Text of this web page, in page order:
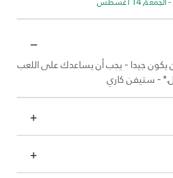
جيدا - يجب أن يساعدك على اللعب
- ستيفن كاري